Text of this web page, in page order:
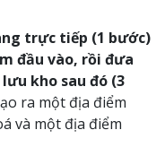
trực tiếp (1 bước)
đầu vào, rồi đưa
kho sau đó (3
ra một địa điểm
và một địa điểm